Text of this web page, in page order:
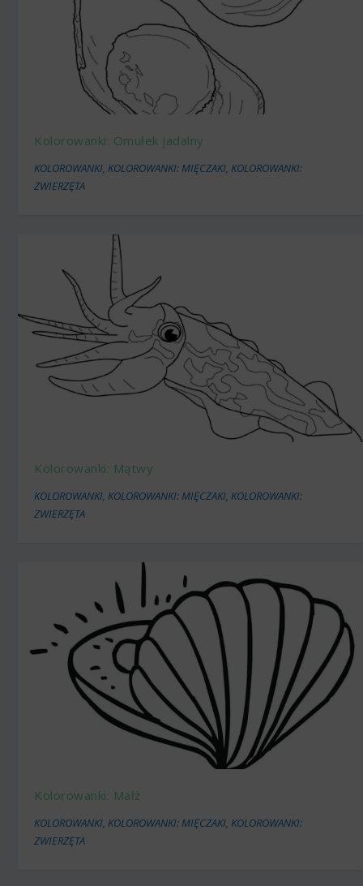
Kolorowanki: Omułek jadalny
KOLOROWANKI,KOLOROWANKI: MIĘCZAKI,KOLOROWANKI:
ZWIERZĘTA
Kolorowanki: Mątwy
KOLOROWANKI,KOLOROWANKI: MIĘCZAKI,KOLOROWANKI:
ZWIERZĘTA
Kolorowanki: Małż
KOLOROWANKI,KOLOROWANKI: MIĘCZAKI,KOLOROWANKI:
ZWIERZĘTA